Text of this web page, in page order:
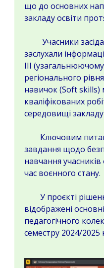
що до основних
закладу освіти
Учасники
заслухали
ІІІ
регіонального
навичок (Soft skills)
кваліфікованих
середовищі закладу
Ключовим
завдання щодо
навчання
час воєнного стану.
У проєкті
відображені
педагогічного
семестру 2024/2025